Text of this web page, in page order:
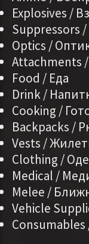
Explosives /
Suppressors
Optics /
Attachments
Food / Еда
Drink /
Cooking /
Backpacks /
Vests /
Clothing /
Medical /
Melee /
Vehicle